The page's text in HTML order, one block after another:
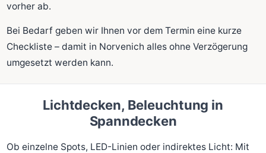
vorher ab.
Bei Bedarf geben wir Ihnen vor dem Termin eine kurze
Checkliste – damit in Norvenich alles ohne Verzögerung
umgesetzt werden kann.
Lichtdecken, Beleuchtung in
Spanndecken
Ob einzelne Spots, LED-Linien oder indirektes Licht: Mit